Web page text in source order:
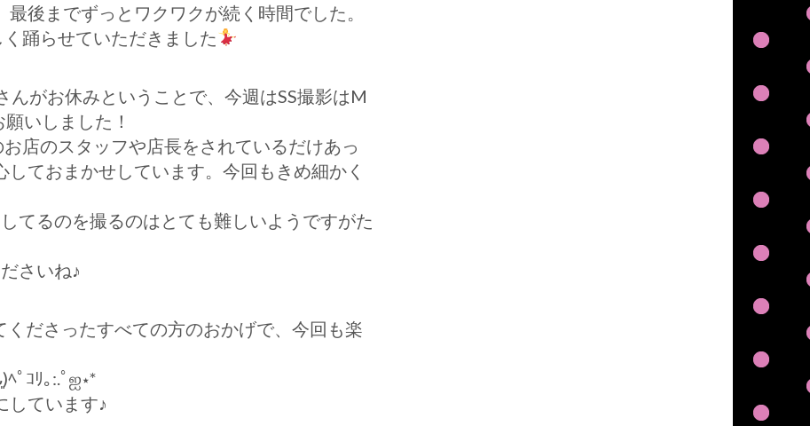
後までずっとワクワクが続く時間でした。
踊らせていただきました
んがお休みということで、今週はSS撮影はM
いしました！
店のスタッフや店長をされているだけあっ
ておまかせしています。今回もきめ細かく
てるのを撮るのはとても難しいようですがた
さいね♪
ださったすべての方のおかげで、今回も楽
ﾟｺﾘ｡:.ﾟஐ⋆*
しています♪